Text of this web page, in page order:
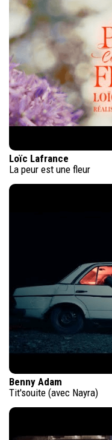
Loïc Lafrance
La peur est une fleur
Benny Adam
Tit'souite (avec Nayra)